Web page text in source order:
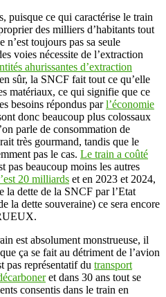
puisque ce qui caractérise le train
des milliers d’habitants tout
toujours pas sa seule
voies nécessite de l’extraction
ahurissantes d’extraction
sûr, la SNCF fait tout ce qu’elle
matériaux, ce qui signifie que ce
besoins répondus parl’économie
donc beaucoup plus colossaux
parle de consommation de
très gourmand, tandis que le
pas le cas. Le train a coûté
pas beaucoup moins les autres
20 milliards et en 2023 et 2024,
la dette de la SNCF par l’Etat
la dette souveraine) ce sera encore
est absolument monstrueuse, il
ça se fait au détriment de l’avion
pas représentatif du transport
et dans 30 ans tout se
consentis dans le train en